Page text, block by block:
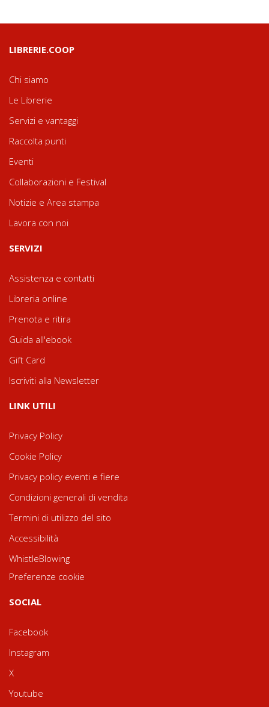
LIBRERIE.COOP
Chi siamo
Le Librerie
Servizi e vantaggi
Raccolta punti
Eventi
Collaborazioni e Festival
Notizie e Area stampa
Lavora con noi
SERVIZI
Assistenza e contatti
Libreria online
Prenota e ritira
Guida all'ebook
Gift Card
Iscriviti alla Newsletter
LINK UTILI
Privacy Policy
Cookie Policy
Privacy policy eventi e fiere
Condizioni generali di vendita
Termini di utilizzo del sito
Accessibilità
WhistleBlowing
Preferenze cookie
SOCIAL
Facebook
Instagram
X
Youtube